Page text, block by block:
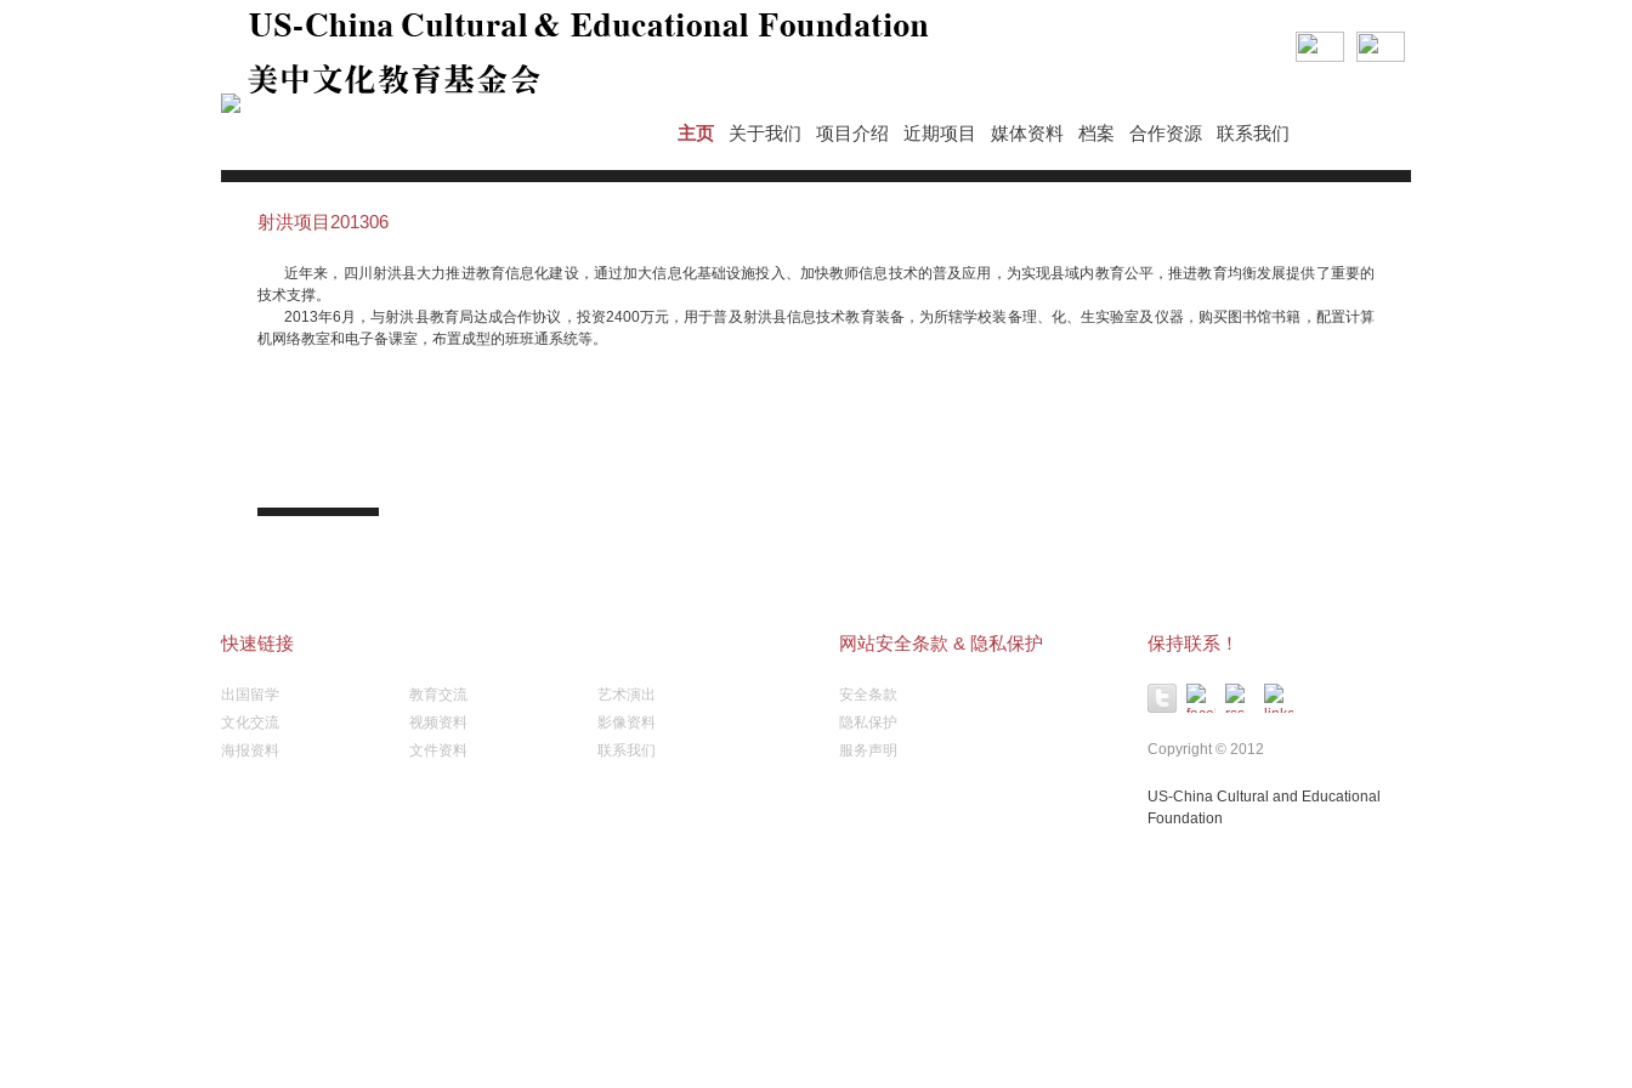
主页 关于我们 项目介绍 近期项目 媒体资料 档案 合作资源 联系我们
射洪项目201306
近年来，四川射洪县大力推进教育信息化建设，通过加大信息化基础设施投入、加快教师信息技术的普及应用，为实现县域内教育公平，推进教育均衡发展提供了重要的
技术支撑。
2013年6月，与射洪县教育局达成合作协议，投资2400万元，用于普及射洪县信息技术教育装备，为所辖学校装备理、化、生实验室及仪器，购买图书馆书籍，配置计算
机网络教室和电子备课室，布置成型的班班通系统等。
快速链接
出国留学 教育交流
艺术演出
文化交流
视频资料
影像资料
海报资料
文件资料 联系我们
网站安全条款 & 隐私保护
安全条款
隐私保护
服务声明
保持联系！
Copyright © 2012
US-China Cultural and Educational
Foundation